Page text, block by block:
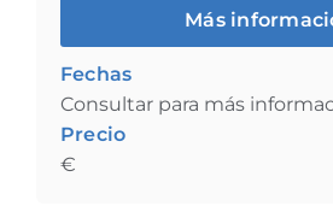
Más
Fechas
Consultar para más
Precio
€